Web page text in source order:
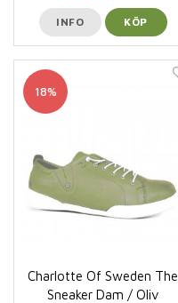
INFO KÖP
18%
Charlotte Of Sweden The
Sneaker Dam / Oliv